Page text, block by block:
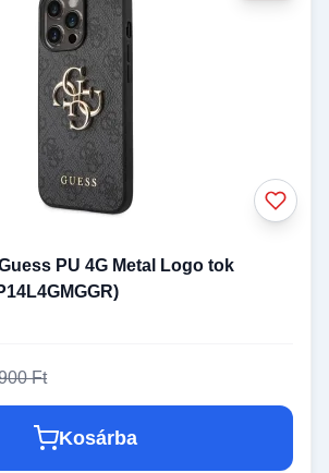
PU 4G Metal Logo tok
Ft
Kosárba